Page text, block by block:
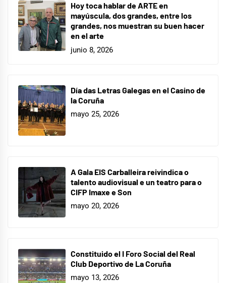
Hoy toca hablar de ARTE en
mayúscula, dos grandes, entre los
grandes, nos muestran su buen hacer
en el arte
junio 8, 2026
Día das Letras Galegas en el Casino de
la Coruña
mayo 25, 2026
A Gala EIS Carballeira reivindica o
talento audiovisual e un teatro para o
CIFP Imaxe e Son
mayo 20, 2026
Constituido el I Foro Social del Real
Club Deportivo de La Coruña
mayo 13, 2026